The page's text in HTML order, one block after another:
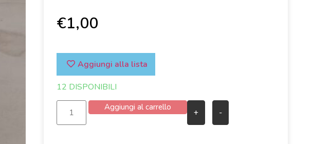
€1,00
Aggiungi alla lista
12 DISPONIBILI
+ -
Aggiungi al carrello